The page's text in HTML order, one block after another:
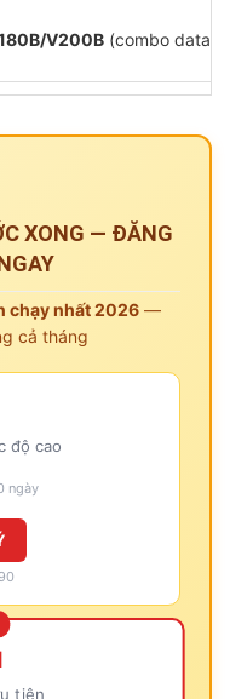
V200B (combo data
XONG — ĐĂNG
chạy nhất 2026 —
cả tháng
độ cao
ngày
tiên